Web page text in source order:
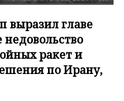
выразил главе
недовольство
ракет и
по Ирану,